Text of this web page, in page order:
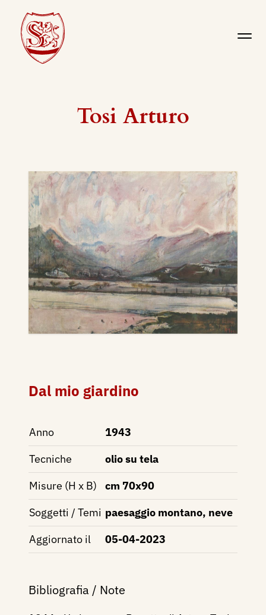
Tosi Arturo
Dal mio giardino
Anno
1943
Tecniche
olio su tela
Misure (H x B)
cm 70x90
Soggetti / Temi paesaggio montano, neve
Aggiornato il
05-04-2023
Bibliografia / Note